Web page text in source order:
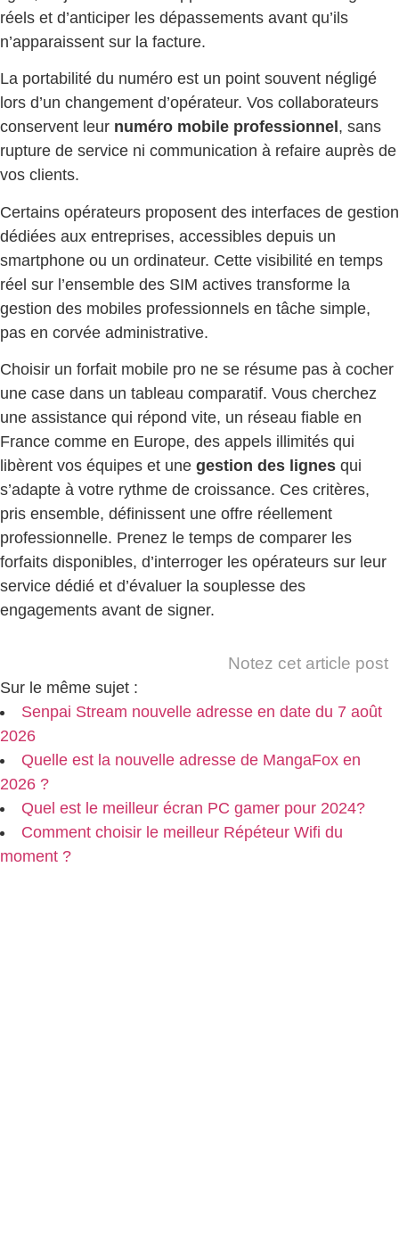
réels et d’anticiper les dépassements avant qu’ils
n’apparaissent sur la facture.
La portabilité du numéro est un point souvent négligé
lors d’un changement d’opérateur. Vos collaborateurs
conservent leur numéro mobile professionnel , sans
rupture de service ni communication à refaire auprès de
vos clients.
Certains opérateurs proposent des interfaces de gestion
dédiées aux entreprises, accessibles depuis un
smartphone ou un ordinateur. Cette visibilité en temps
réel sur l’ensemble des SIM actives transforme la
gestion des mobiles professionnels en tâche simple,
pas en corvée administrative.
Choisir un forfait mobile pro ne se résume pas à cocher
une case dans un tableau comparatif. Vous cherchez
une assistance qui répond vite, un réseau fiable en
France comme en Europe, des appels illimités qui
libèrent vos équipes et une gestion des lignes qui
s’adapte à votre rythme de croissance. Ces critères,
pris ensemble, définissent une offre réellement
professionnelle. Prenez le temps de comparer les
forfaits disponibles, d’interroger les opérateurs sur leur
service dédié et d’évaluer la souplesse des
engagements avant de signer.
Notez cet article post
Sur le même sujet :
Senpai Stream nouvelle adresse en date du 7 août
2026
Quelle est la nouvelle adresse de MangaFox en
2026 ?
Quel est le meilleur écran PC gamer pour 2024?
Comment choisir le meilleur Répéteur Wifi du
moment ?